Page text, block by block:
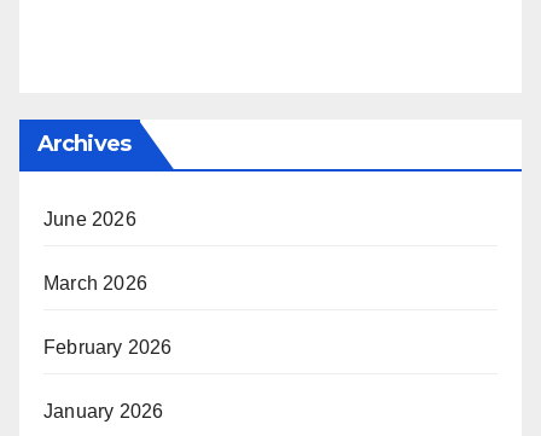
Archives
June 2026
March 2026
February 2026
January 2026